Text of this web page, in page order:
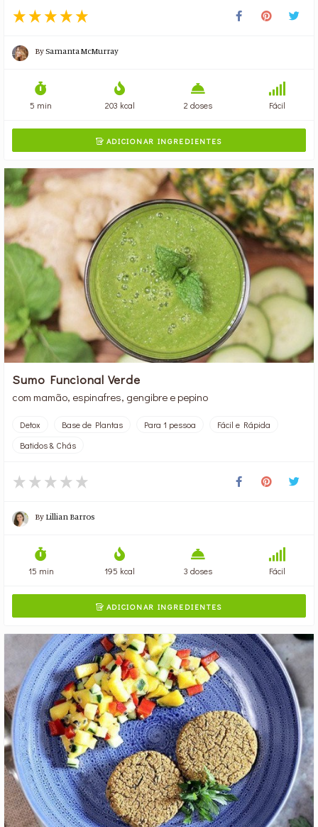
BySamanta McMurray
5 min 203 kcal 2 doses Fácil
ADICIONAR INGREDIENTES
Sumo Funcional Verde
com mamão, espinafres, gengibre e pepino
Detox Base de Plantas Para 1 pessoa
Fácil e Rápida
Batidos & Chás
ByLillian Barros
15 min 195 kcal 3 doses Fácil
ADICIONAR INGREDIENTES